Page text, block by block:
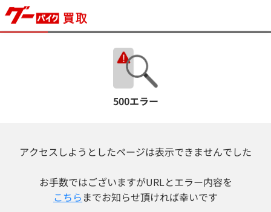
500エラー
アクセスしようとしたページは表示できませんでした
お手数ではございますがURLとエラー内容を
こちら までお知らせ頂ければ幸いです